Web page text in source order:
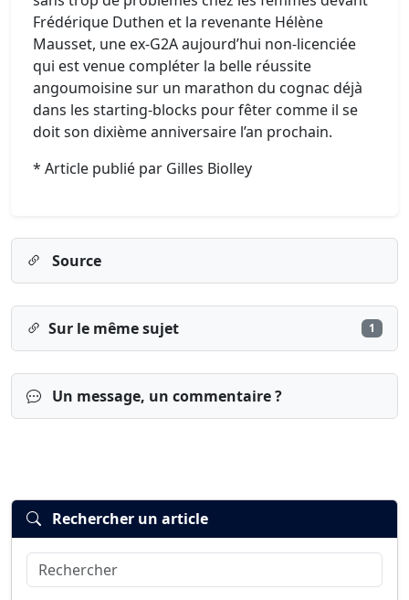
Frédérique Duthen et la revenante Hélène
Mausset, une ex-G2A aujourd’hui non-licenciée
qui est venue compléter la belle réussite
angoumoisine sur un marathon du cognac déjà
dans les starting-blocks pour fêter comme il se
doit son dixième anniversaire l’an prochain.
* Article publié par Gilles Biolley
Source
Sur le même sujet 1
Un message, un commentaire ?
Connexion
Rechercher un article
Rechercher